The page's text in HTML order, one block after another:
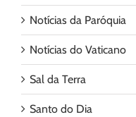
Notícias da Paróquia
Notícias do Vaticano
Sal da Terra
Santo do Dia